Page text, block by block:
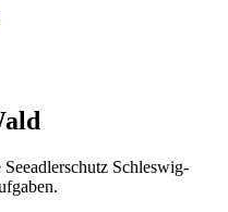
Schleswig-